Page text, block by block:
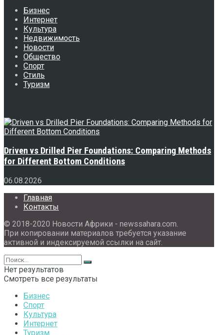
Бизнес
Интернет
Культура
Недвижимость
Новости
Общество
Спорт
Стиль
Туризм
Driven vs Drilled Pier Foundations: Comparing Methods
for Different Bottom Conditions
06.08.2026
Главная
Контакты
© 2018-2020 Новости Африки - newssahara.com.
При копировании материалов требуется указание
активной и индексируемой ссылки на сайт.
Нет результатов
Смотреть все результаты
Бизнес
Спорт
Культура
Интернет
Туризм